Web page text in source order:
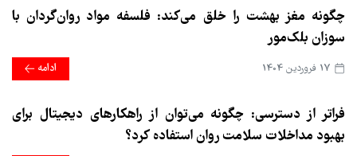
چگونه مغز بهشت را خلق می‌کند: فلسفه مواد روان‌گردان با
سوزان بلک‌مور
ادامه
فراتر از دسترسی: چگونه می‌توان از راهکارهای دیجیتال برای
بهبود مداخلات سلامت روان استفاده کرد؟